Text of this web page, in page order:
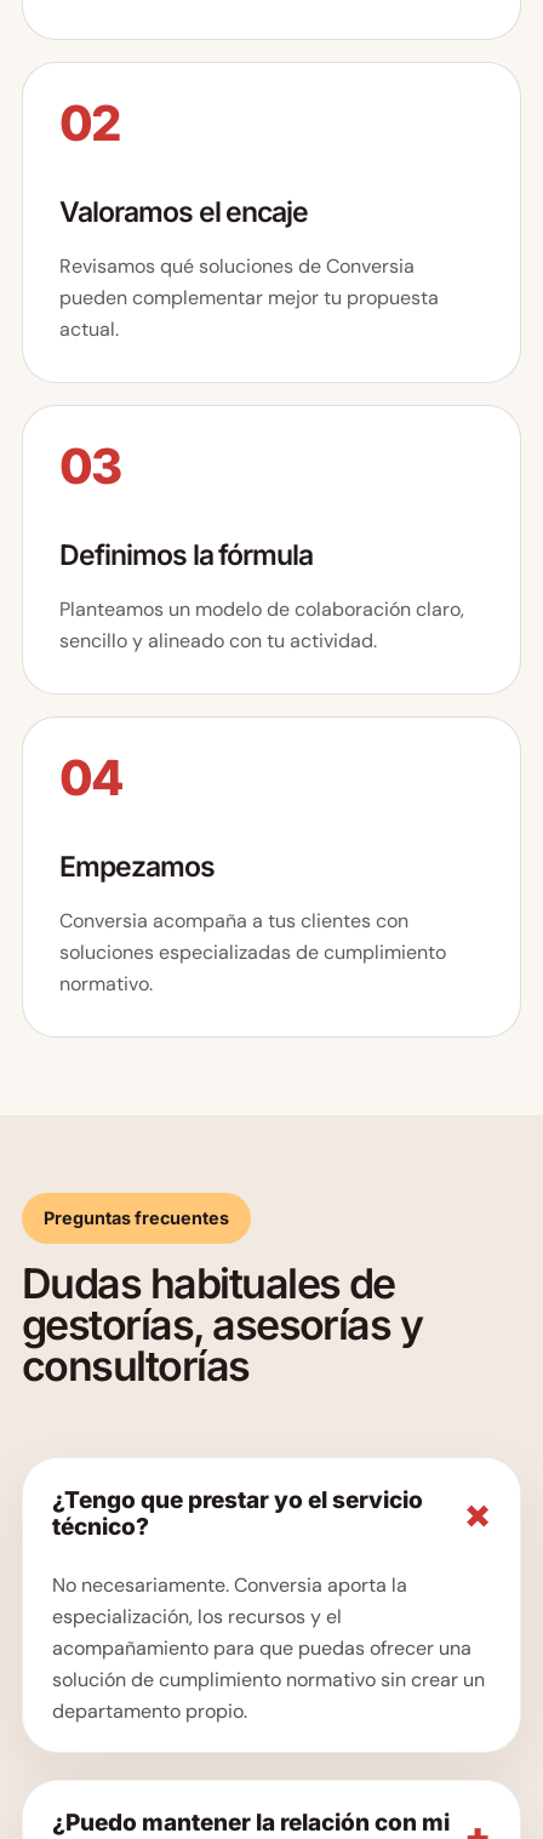
02
Valoramos el encaje
Revisamos qué soluciones de Conversia
pueden complementar mejor tu propuesta
actual.
03
Definimos la fórmula
Planteamos un modelo de colaboración claro,
sencillo y alineado con tu actividad.
04
Empezamos
Conversia acompaña a tus clientes con
soluciones especializadas de cumplimiento
normativo.
Preguntas frecuentes
Dudas habituales de
gestorías, asesorías y
consultorías
¿Tengo que prestar yo el servicio
técnico?
×
No necesariamente. Conversia aporta la
especialización, los recursos y el
acompañamiento para que puedas ofrecer una
solución de cumplimiento normativo sin crear un
departamento propio.
¿Puedo mantener la relación con mi